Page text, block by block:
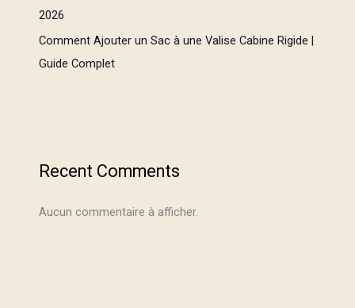
2026
Comment Ajouter un Sac à une Valise Cabine Rigide |
Guide Complet
Recent Comments
Aucun commentaire à afficher.